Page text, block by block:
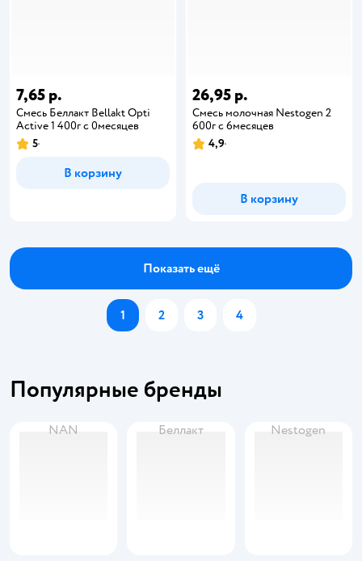
7,65 р.
Смесь Беллакт Bellakt Opti
Active 1 400г с 0месяцев
5
В корзину
26,95 р.
Смесь молочная Nestogen 2
600г с 6месяцев
4,9
В корзину
Показать ещё
1 2 3 4
Популярные бренды
NAN Беллакт Nestogen